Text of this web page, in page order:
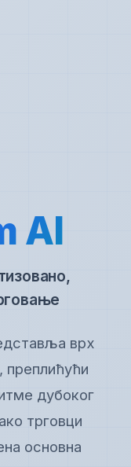
AI
врх
преплићући
дубоког
трговци
основна